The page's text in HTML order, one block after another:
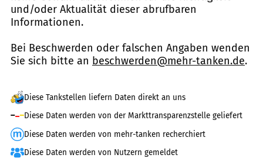
und/oder Aktualität dieser abrufbaren
Informationen.
Bei Beschwerden oder falschen Angaben wenden
Sie sich bitte an beschwerden@mehr-tanken.de.
Diese Tankstellen liefern Daten direkt an uns
Diese Daten werden von der Markttransparenzstelle geliefert
Diese Daten werden von mehr-tanken recherchiert
Diese Daten werden von Nutzern gemeldet